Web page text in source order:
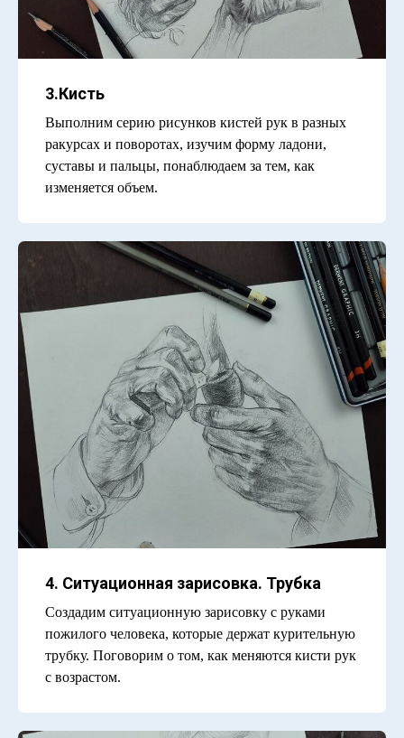
3.Кисть
Выполним серию рисунков кистей рук в разных
ракурсах и поворотах, изучим форму ладони,
суставы и пальцы, понаблюдаем за тем, как
изменяется объем.
4. Ситуационная зарисовка. Трубка
Создадим ситуационную зарисовку с руками
пожилого человека, которые держат курительную
трубку. Поговорим о том, как меняются кисти рук
с возрастом.